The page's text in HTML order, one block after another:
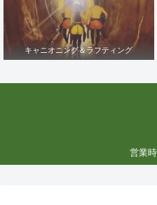
キャニオニング＆ラフティング
営業